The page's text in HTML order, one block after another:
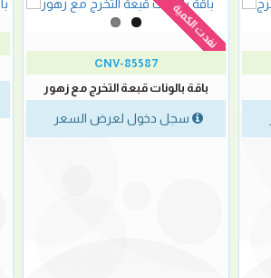
نفدت الكمية
CNV-85587
باقة بالونات قبعة التخرج مع زهور
سجل دخول لعرض السعر